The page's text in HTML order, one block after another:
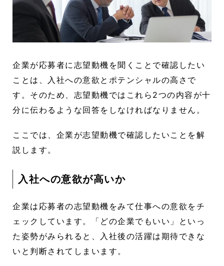
企業が応募者に志望動機を聞くことで確認したい
ことは、入社への意欲とポテンシャルの高さで
す。そのため、志望動機ではこれら2つの内容が十
分に伝わるような回答をしなければなりません。
ここでは、企業が志望動機で確認したいことを解
説します。
入社への意欲が高いか
企業は応募者の志望動機をみて仕事への意欲をチ
ェックしています。「どの企業でもいい」といっ
た姿勢がみられると、入社後の活躍は期待できな
いと判断されてしまいます。